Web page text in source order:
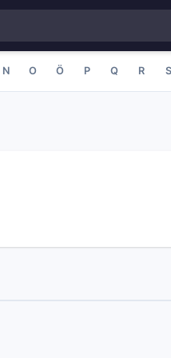
N O Ö P Q R S